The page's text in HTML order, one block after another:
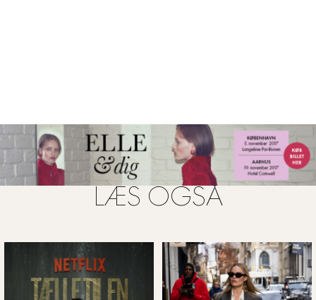
LÆS OGSÅ